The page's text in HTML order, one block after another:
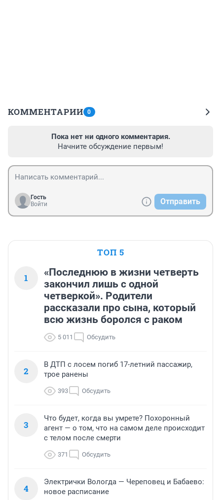
КОММЕНТАРИИ 0
Пока нет ни одного комментария.
Начните обсуждение первым!
Гость
Войти
Отправить
ТОП 5
1
«Последнюю в жизни четверть
закончил лишь с одной
четверкой». Родители
рассказали про сына, который
всю жизнь боролся с раком
5 011 Обсудить
2
В ДТП с лосем погиб 17-летний пассажир,
трое ранены
393 Обсудить
3
Что будет, когда вы умрете? Похоронный
агент — о том, что на самом деле происходит
с телом после смерти
371 Обсудить
4
Электрички Вологда — Череповец и Бабаево:
новое расписание